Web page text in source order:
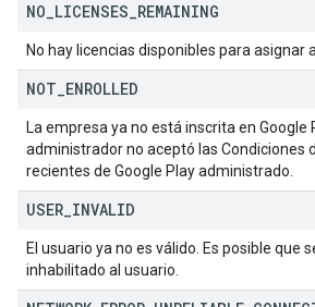
NO LICENSES REMAINING
No hay licencias disponibles para asignar
NOT ENROLLED
La empresa ya no está inscrita en Google
administrador no aceptó las Condiciones
recientes de Google Play administrado.
USER INVALID
El usuario ya no es válido. Es posible que
inhabilitado al usuario.